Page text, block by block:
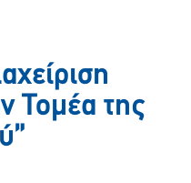
Τομέα της